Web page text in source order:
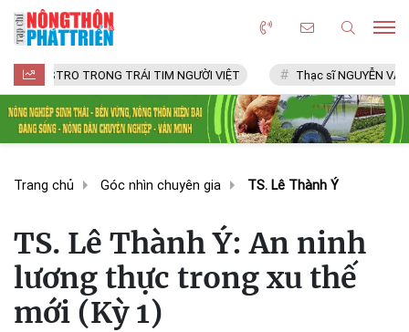
TRONG TRÁI TIM NGƯỜI VIỆT Thạc sĩ NGUYỄN VĂN CHÍ
Trang chủ Góc nhìn chuyên gia TS. Lê Thành Ý
TS. Lê Thành Ý: An ninh
lương thực trong xu thế
mới (Kỳ 1)